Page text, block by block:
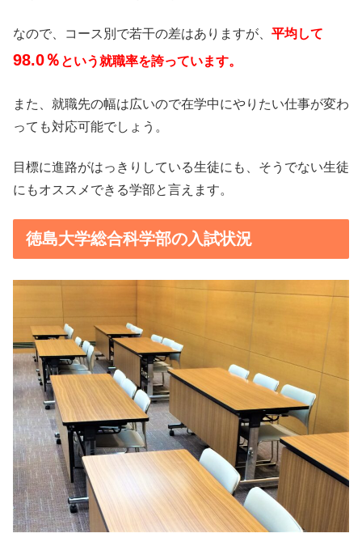
なので、コース別で若干の差はありますが、 平均して
98.0％ という就職率を誇っています。
また、就職先の幅は広いので在学中にやりたい仕事が変わ
っても対応可能でしょう。
目標に進路がはっきりしている生徒にも、そうでない生徒
にもオススメできる学部と言えます。
徳島大学総合科学部の入試状況